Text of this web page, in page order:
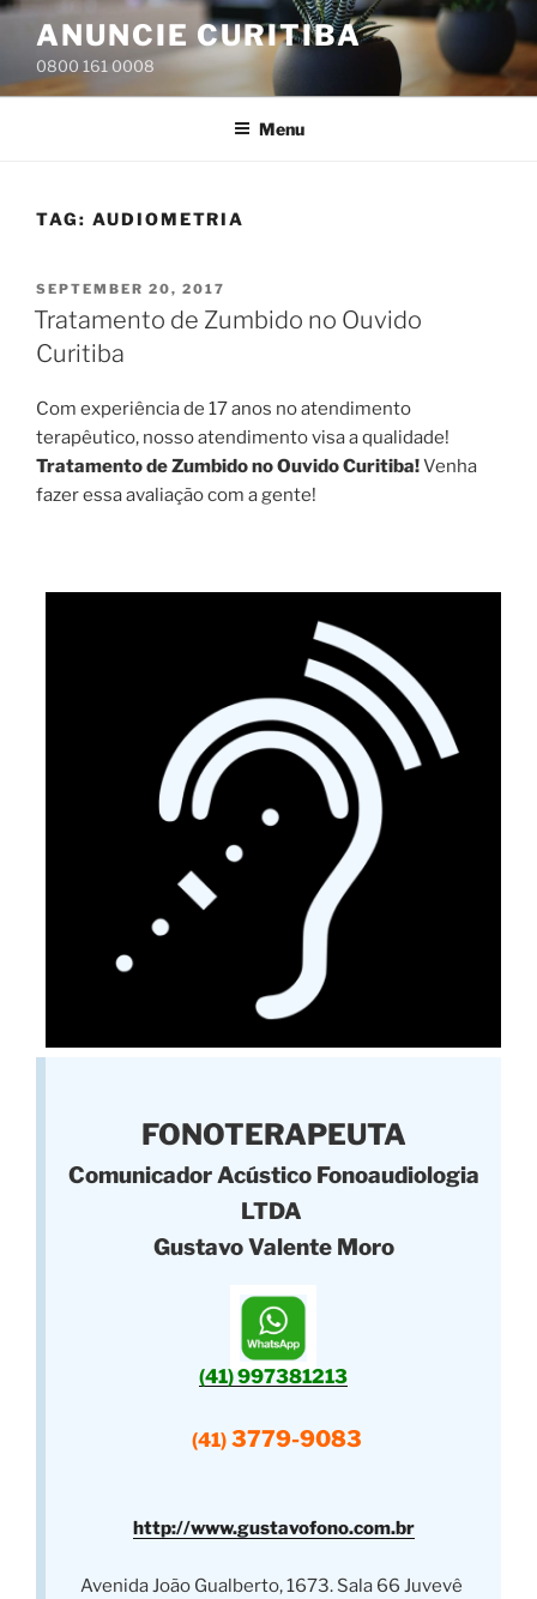
Skip
content
ANUNCIE CURITIBA
0800 161 0008
Menu
TAG: AUDIOMETRIA
POSTED
ON
SEPTEMBER 20, 2017
Tratamento de Zumbido no Ouvido
Curitiba
Com experiência de 17 anos no atendimento
terapêutico, nosso atendimento visa a qualidade!
Tratamento de Zumbido no Ouvido Curitiba!Venha
fazer essa avaliação com a gente!
FONOTERAPEUTA
Comunicador Acústico Fonoaudiologia
LTDA
Gustavo Valente Moro
(41) 997381213
(41) 3779-9083
http://www.gustavofono.com.br
Avenida João Gualberto, 1673. Sala 66 Juvevê